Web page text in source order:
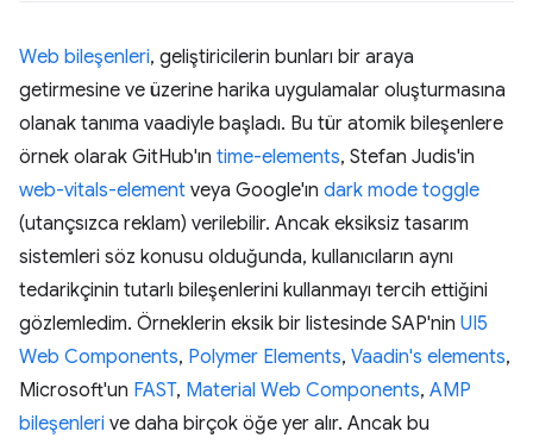
Web bileşenleri, geliştiricilerin bunları bir araya
getirmesine ve üzerine harika uygulamalar oluşturmasına
olanak tanıma vaadiyle başladı. Bu tür atomik bileşenlere
örnek olarak GitHub'ın time-elements, Stefan Judis'in
web-vitals-element veya Google'ın dark mode toggle
(utançsızca reklam) verilebilir. Ancak eksiksiz tasarım
sistemleri söz konusu olduğunda, kullanıcıların aynı
tedarikçinin tutarlı bileşenlerini kullanmayı tercih ettiğini
gözlemledim. Örneklerin eksik bir listesinde SAP'nin UI5
Web Components, Polymer Elements, Vaadin's elements,
Microsoft'un FAST, Material Web Components, AMP
bileşenleri ve daha birçok öğe yer alır. Ancak bu